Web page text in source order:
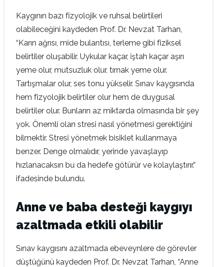
Kaygının bazı fizyolojik ve ruhsal belirtileri
olabileceğini kaydeden Prof. Dr. Nevzat Tarhan,
“Karın ağrısı, mide bulantısı, terleme gibi fiziksel
belirtiler oluşabilir. Uykular kaçar, iştah kaçar aşırı
yeme olur, mutsuzluk olur, tırnak yeme olur.
Tartışmalar olur, ses tonu yükselir. Sınav kaygısında
hem fizyolojik belirtiler olur hem de duygusal
belirtiler olur. Bunların az miktarda olmasında bir şey
yok. Önemli olan stresi nasıl yönetmesi gerektiğini
bilmektir. Stresi yönetmek bisiklet kullanmaya
benzer. Denge olmalıdır, yerinde yavaşlayıp
hızlanacaksın bu da hedefe götürür ve kolaylaştırır.”
ifadesinde bulundu.
Anne ve baba desteği kaygıyı
azaltmada etkili olabilir
Sınav kaygısını azaltmada ebeveynlere de görevler
düştüğünü kaydeden Prof. Dr. Nevzat Tarhan, “Anne